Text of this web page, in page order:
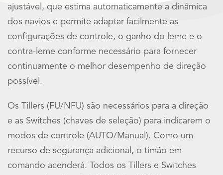
ajustável, que estima automaticamente a dinâmica
dos navios e permite adaptar facilmente as
configurações de controle, o ganho do leme e o
contra-leme conforme necessário para fornecer
continuamente o melhor desempenho de direção
possível.
Os Tillers (FU/NFU) são necessários para a direção
e as Switches (chaves de seleção) para indicarem o
modos de controle (AUTO/Manual). Como um
recurso de segurança adicional, o timão em
comando acenderá. Todos os Tillers e Switches